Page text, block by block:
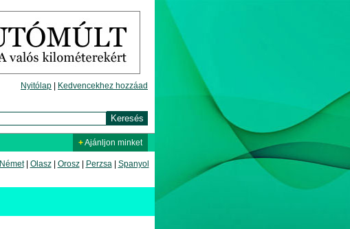
Nyitólap Kedvencekhez hozzáad
+Ajánljon minket
Német| Olasz| Orosz| Perzsa| Spanyol